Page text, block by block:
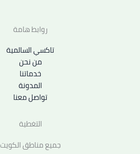
روابط هامة
تاكسي السالمية
من نحن
خدماتنا
المدونة
تواصل معنا
التغطية
جميع مناطق الكويت